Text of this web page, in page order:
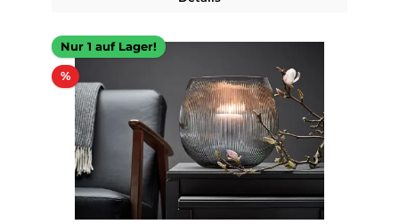
Nur 1 auf Lager!
%Rabatt